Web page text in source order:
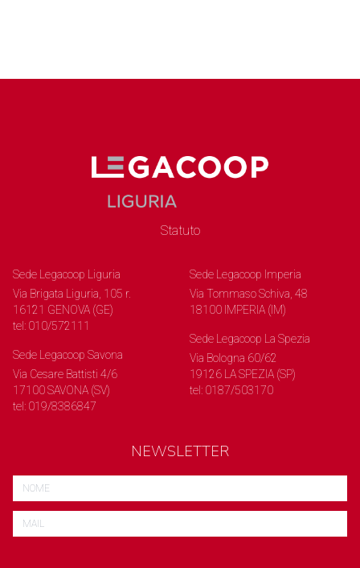
Statuto
Sede Legacoop Liguria
Via Brigata Liguria, 105 r.
16121 GENOVA (GE)
tel: 010/572111
Sede Legacoop Savona
Via Cesare Battisti 4/6
17100 SAVONA (SV)
tel: 019/8386847
Sede Legacoop Imperia
Via Tommaso Schiva, 48
18100 IMPERIA (IM)
Sede Legacoop La Spezia
Via Bologna 60/62
19126 LA SPEZIA (SP)
tel: 0187/503170
NEWSLETTER